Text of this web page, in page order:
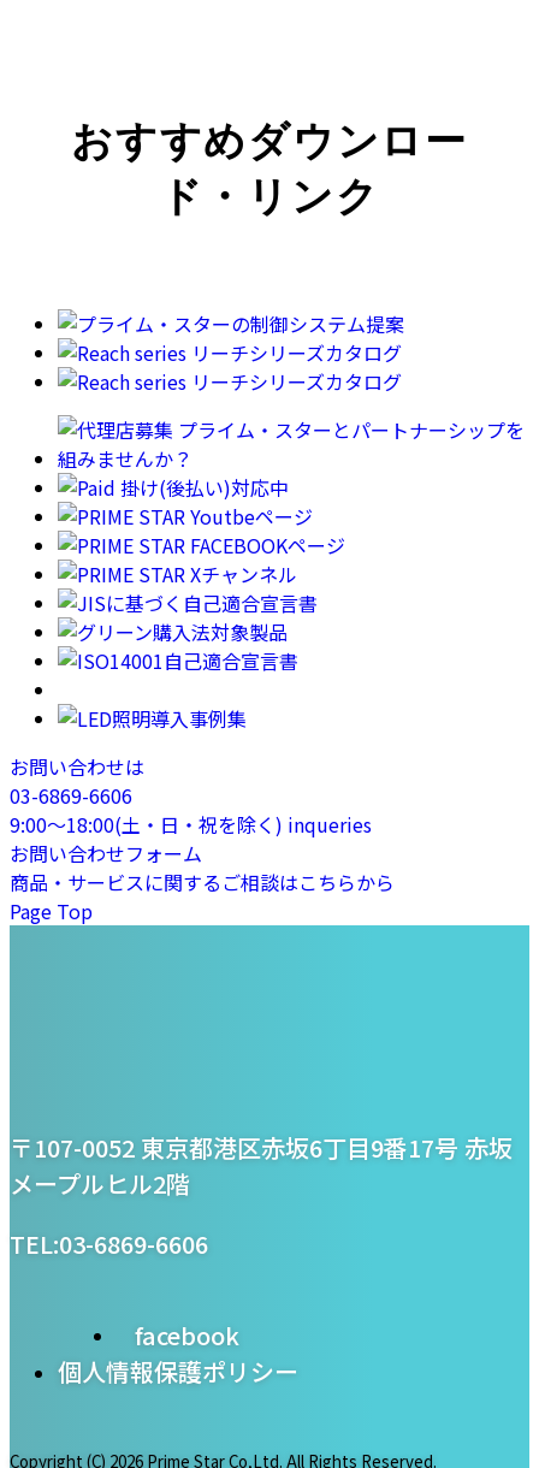
おすすめダウンロー
ド・リンク
お問い合わせは
03-6869-6606
9:00〜18:00(土・日・祝を除く) inqueries
お問い合わせフォーム
商品・サービスに関するご相談はこちらから
Page Top
会社
〒107-0052 東京都港区赤坂6丁目9番17号 赤坂
メープルヒル2階
TEL:03-6869-6606
facebook
個人情報保護ポリシー
Copyright (C) 2026 Prime Star Co,Ltd. All Rights Reserved.